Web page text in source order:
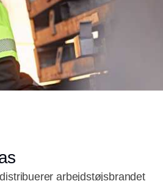
arbejdstøjsbrandet